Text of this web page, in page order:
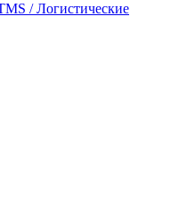
/ Логистические